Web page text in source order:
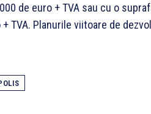
de euro + TVA sau cu o
TVA. Planurile viitoare de